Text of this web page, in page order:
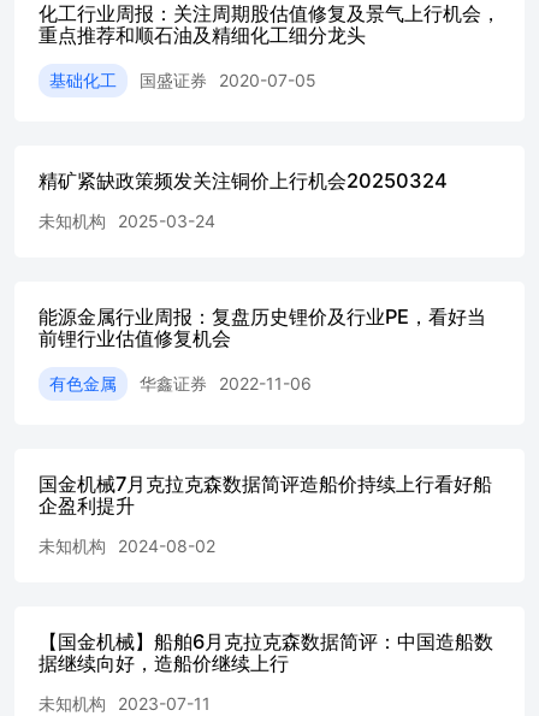
化工行业周报：关注周期股估值修复及景气上行机会，
重点推荐和顺石油及精细化工细分龙头
基础化工 国盛证券 2020-07-05
精矿紧缺政策频发关注铜价上行机会20250324
未知机构 2025-03-24
能源金属行业周报：复盘历史锂价及行业PE，看好当
前锂行业估值修复机会
有色金属 华鑫证券 2022-11-06
国金机械7月克拉克森数据简评造船价持续上行看好船
企盈利提升
未知机构 2024-08-02
【国金机械】船舶6月克拉克森数据简评：中国造船数
据继续向好，造船价继续上行
未知机构 2023-07-11